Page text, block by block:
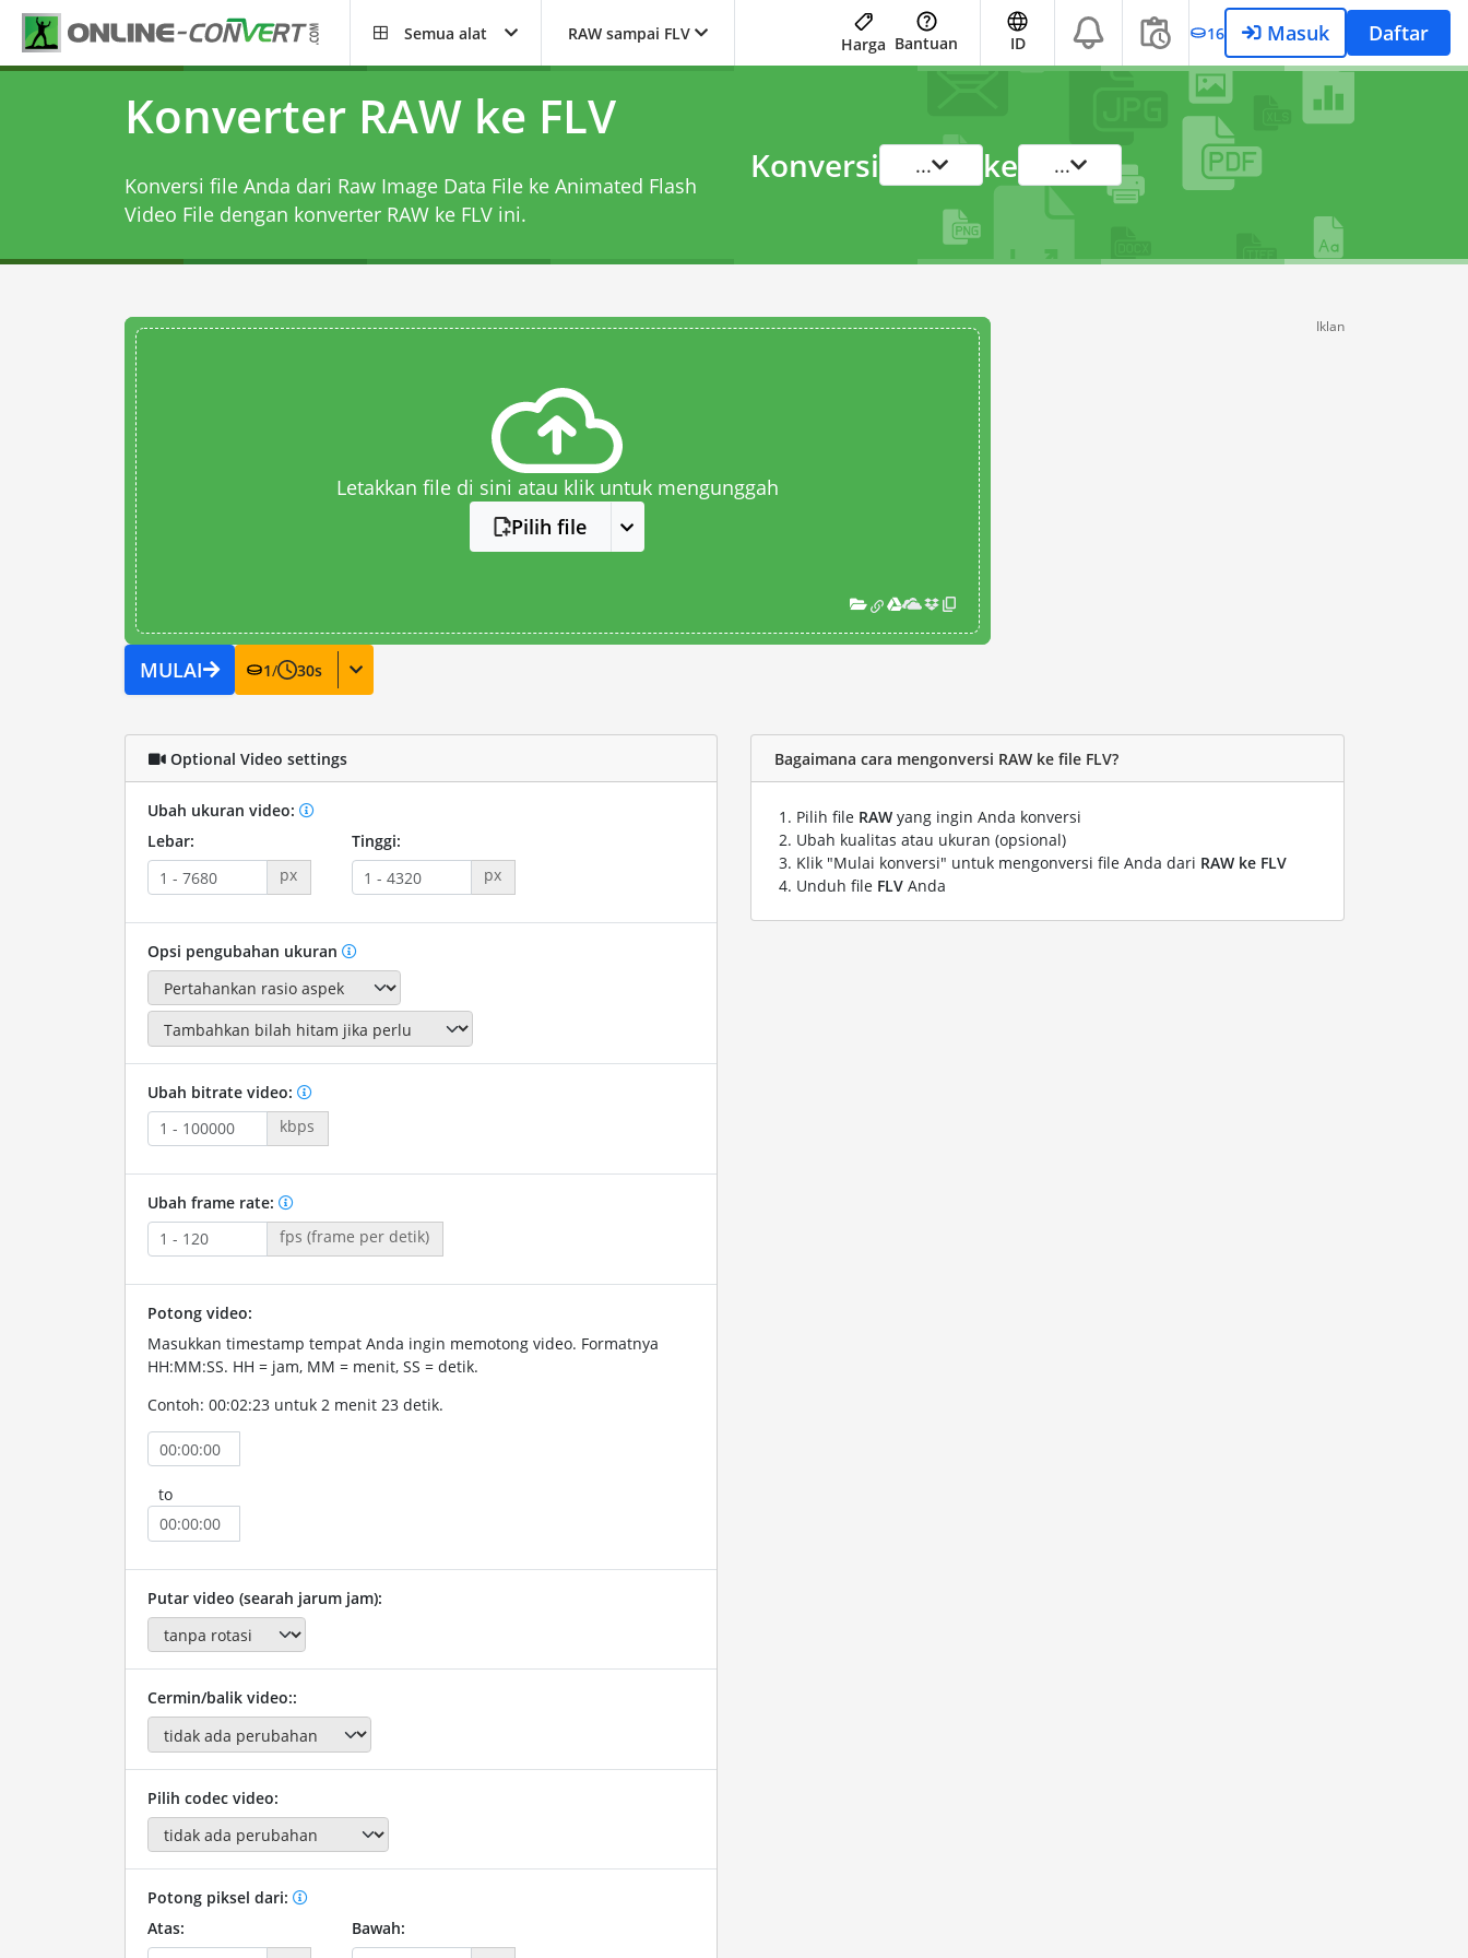
Semua alat RAW sampai FLV
Harga Bantuan ID 16 Masuk Daftar
Konverter RAW ke FLV
Konversi file Anda dari Raw Image Data File ke Animated Flash
Video File dengan konverter RAW ke FLVini.
Konversi ... ke ...
Letakkan file di sini atau klik untuk mengunggah
Pilih file
MULAI 1/ 30s
Iklan
Optional Video settings
Ubah ukuran video:
Lebar:
px
Tinggi:
px
Opsi pengubahan ukuran
Ubah bitrate video:
kbps
Ubah frame rate:
fps (frame per detik)
Potong video:
Masukkan timestamp tempat Anda ingin memotong video. Formatnya
HH:MM:SS. HH = jam, MM = menit, SS = detik.
Contoh: 00:02:23 untuk 2 menit 23 detik.
to
Putar video (searah jarum jam):
Cermin/balik video::
Pilih codec video:
Potong piksel dari:
Atas:
Bawah:
Bagaimana cara mengonversi RAW ke file FLV?
Pilih file RAW yang ingin Anda konversi
Ubah kualitas atau ukuran (opsional)
Klik "Mulai konversi" untuk mengonversi file Anda dari RAW ke FLV
Unduh file FLV Anda